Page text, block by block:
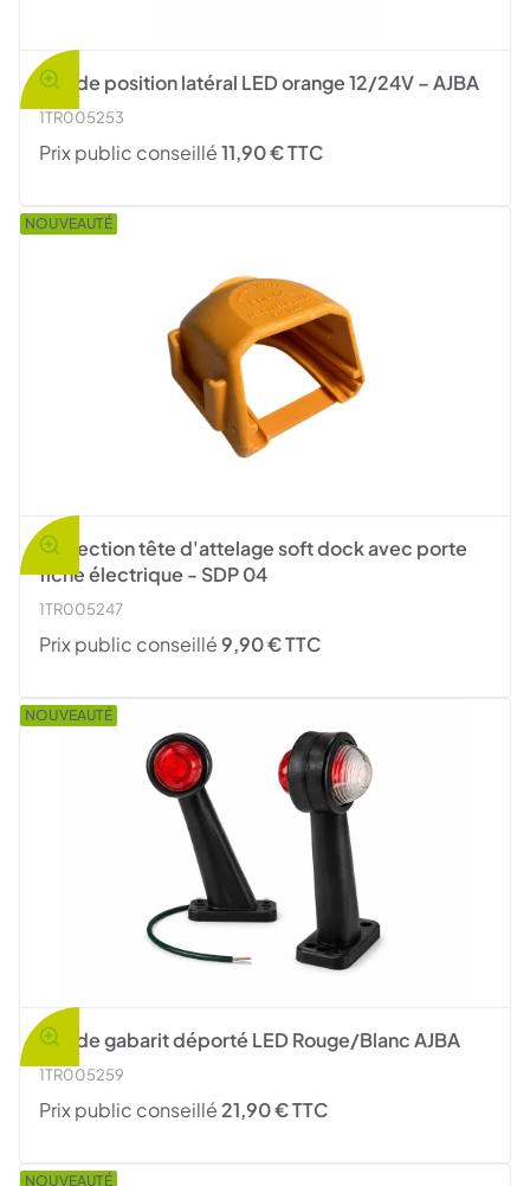
Feu de position latéral LED orange 12/24V – AJBA
1TR005253
Prix public conseillé11,90 € TTC
Protection tête d'attelage soft dock avec porte
fiche électrique - SDP 04
1TR005247
Prix public conseillé9,90 € TTC
NOUVEAUTÉ
Feu de gabarit déporté LED Rouge/Blanc AJBA
1TR005259
Prix public conseillé 21,90 € TTC
NOUVEAUTÉ
NOUVEAUTÉ